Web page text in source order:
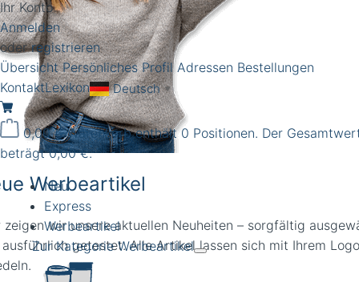
Ihr Konto
Anmelden
oderregistrieren
ÜbersichtPersönliches Profil Adressen Bestellungen
KontaktLexikon Deutsch ▼
0,00 €Warenkorb enthält 0 Positionen. Der
beträgt 0,00 €.
Neu
Express
Werbeartikel
Zur Kategorie Werbeartikel
Werbeartikel
zeigen wir unsere aktuellen Neuheiten – sorgfältig
getestet. Alle Artikel lassen sich mit Ihrem Logo